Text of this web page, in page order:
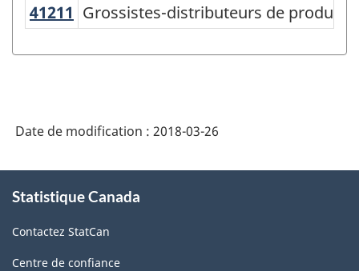
Système
industries
l'Amérique
du
Nord
(SCIAN)
41211 Grossistes-distributeurs de
Grossistes-distributeurs de produits
Date de modification : 2018-03-26
propos
ce
site
Statistique Canada
Contactez StatCan
Centre de confiance